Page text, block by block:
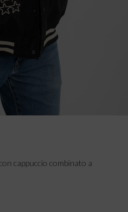
cappuccio combinato a